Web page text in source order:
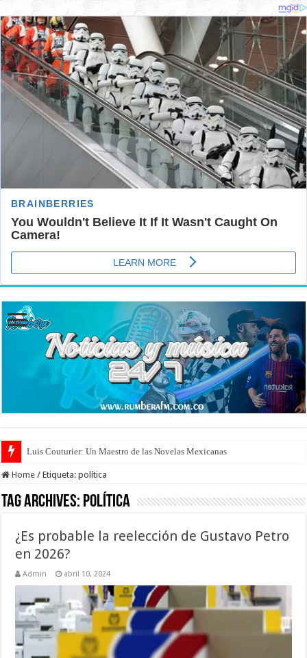
Luis Couturier: Un Maestro de las Novelas Mexicanas
Consejos para Mejorar la Productividad
Home / Etiqueta:política
Tag Archives: política
¿Es probable la reelección de Gustavo Petro
en 2026?
Admin abril 10, 2024